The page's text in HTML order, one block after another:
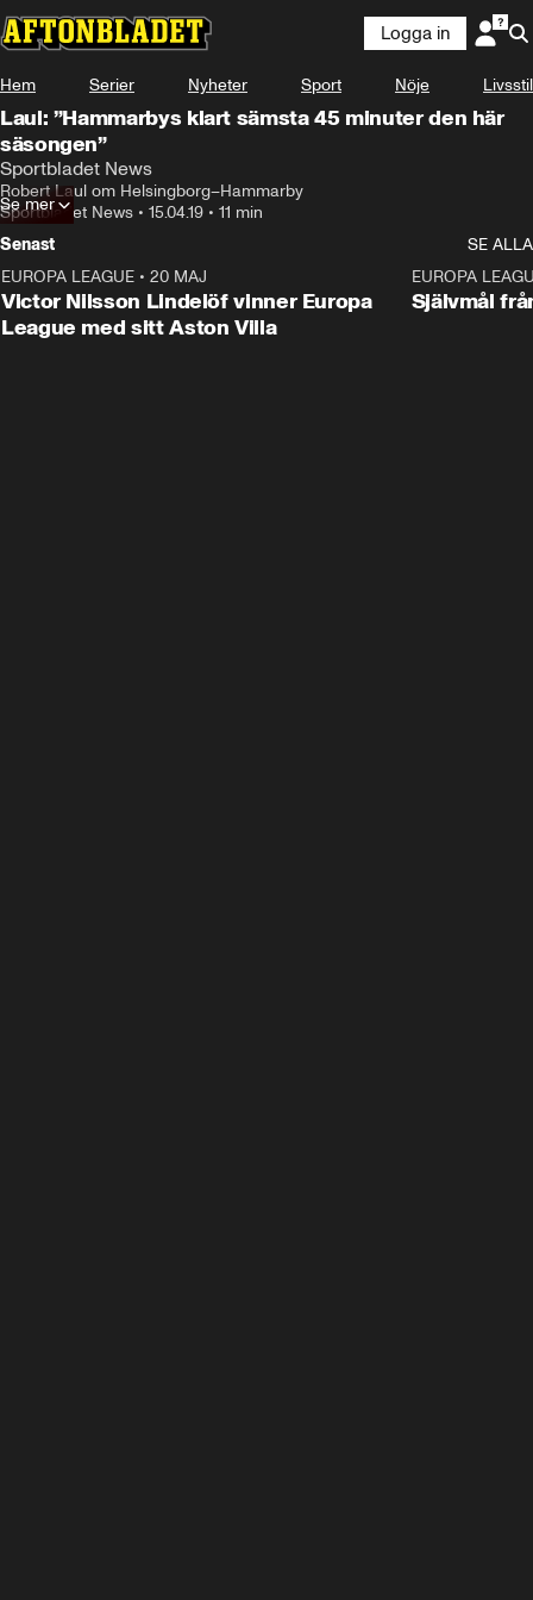
Logga in
Hem Serier Nyheter Sport Nöje Livsstil
Laul: ”Hammarbys klart sämsta 45 minuter den här
säsongen”
Sportbladet News
Robert Laul om Helsingborg–Hammarby
Sportbladet News • 15.04.19 • 11 min
Se mer
Senast
SE ALLA
EUROPA LEAGUE • 20 MAJ
Victor Nilsson Lindelöf vinner Europa
League med sitt Aston Villa
EUROPA
Självmål